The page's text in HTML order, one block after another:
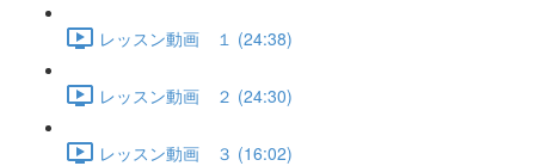
レッスン動画 １ (24:38)
レッスン動画 ２ (24:30)
レッスン動画 ３ (16:02)